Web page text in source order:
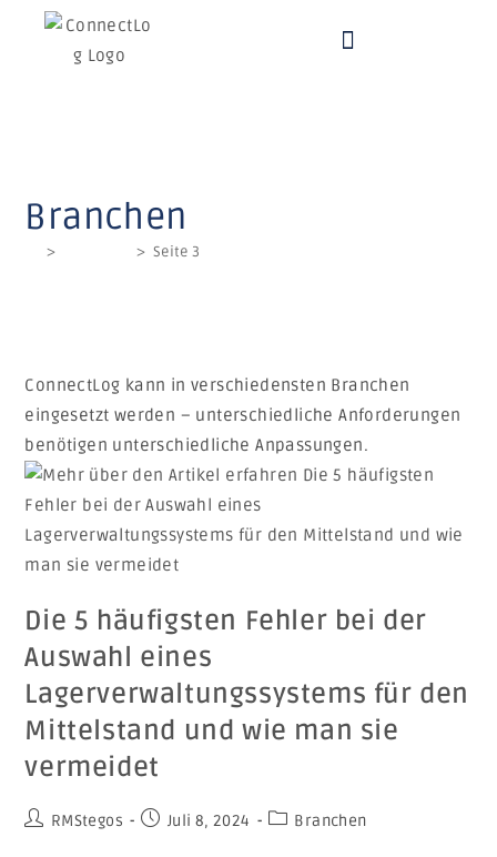
Branchen
> > Seite 3
ConnectLog kann in verschiedensten Branchen
eingesetzt werden – unterschiedliche Anforderungen
benötigen unterschiedliche Anpassungen.
Die 5 häufigsten Fehler bei der
Auswahl eines
Lagerverwaltungssystems für den
Mittelstand und wie man sie
vermeidet
RMStegos Juli 8, 2024 Branchen